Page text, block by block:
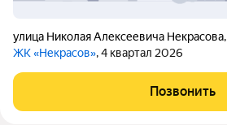
улица Николая Алексеевича Некрасова,
ЖК «Некрасов», 4 квартал 2026
Позвонить